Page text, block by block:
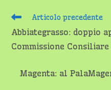
Leggi
articoli
Articolo precedente
Abbiategrasso: doppio
Commissione Consiliare
Magenta: al